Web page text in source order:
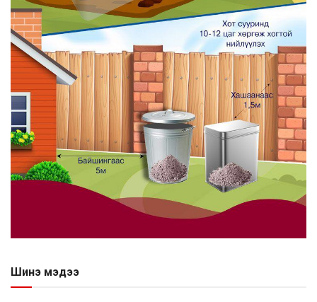
Шинэ мэдээ